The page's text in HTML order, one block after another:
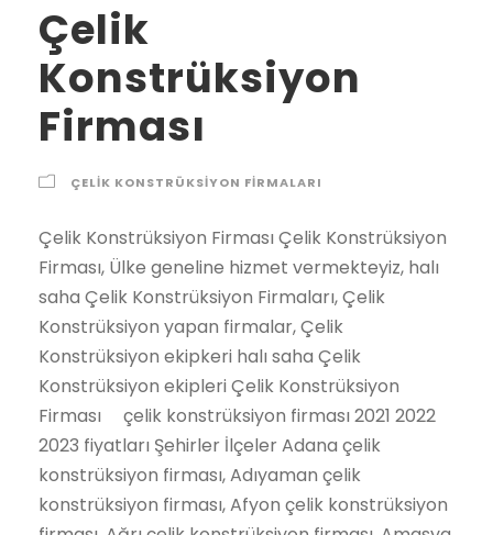
Çelik
Konstrüksiyon
Firması
ÇELIK KONSTRÜKSIYON FIRMALARI
Çelik Konstrüksiyon Firması Çelik Konstrüksiyon Firması, Ülke geneline hizmet vermekteyiz, halı saha Çelik Konstrüksiyon Firmaları, Çelik Konstrüksiyon yapan firmalar, Çelik Konstrüksiyon ekipkeri halı saha Çelik Konstrüksiyon ekipleri Çelik Konstrüksiyon Firması çelik konstrüksiyon firması 2021 2022 2023 fiyatları Şehirler İlçeler Adana çelik konstrüksiyon firması, Adıyaman çelik konstrüksiyon firması, Afyon çelik konstrüksiyon firması, Ağrı çelik konstrüksiyon firması, Amasya çelik konstrüksiyon firması, Ankara çelik konstrüksiyon firması, Antalya çelik konstrüksiyon firması, Artvin çelik konstrüksiyon firması, Aydın çelik konstrüksiyon firması, Balıkesir çelik konstrüksiyon firması, Bilecik çelik konstrüksiyon firması, Bingöl çelik konstrüksiyon firması, Bitlis çelik konstrüksiyon firması, Bolu çelik konstrüksiyon firması, Burdur çelik konstrüksiyon firması, Bursa çelik konstrüksiyon firması, Çanakkale çelik konstrüksiyon firması, Çankırı çelik konstrüksiyon firması, Çorum çelik konstrüksiyon firması, Denizli çelik konstrüksiyon firması, Diyarbakır çelik konstrüksiyon firması, Edirne çelik konstrüksiyon firması, Elazığ çelik konstrüksiyon firması, Erzincan çelik konstrüksiyon firması, Erzurum çelik konstrüksiyon firması, Eskişehir çelik konstrüksiyon firması, Gaziantep çelik konstrüksiyon firması, Giresun çelik konstrüksiyon firması, Gümüşhane çelik konstrüksiyon firması, Hakkari çelik konstrüksiyon firması, Hatay çelik konstrüksiyon firması, Isparta çelik konstrüksiyon firması, İçel (Mersin) çelik konstrüksiyon firması, İstanbul çelik konstrüksiyon firması, İzmir çelik konstrüksiyon firması, Kars çelik konstrüksiyon firması, Kastamonu çelik konstrüksiyon firması, Kayseri çelik konstrüksiyon firması, Kırklareli çelik konstrüksiyon firması, Kırşehir çelik konstrüksiyon firması, Kocaeli çelik konstrüksiyon firması, Konya çelik konstrüksiyon firması, Kütahya çelik konstrüksiyon firması, Malatya çelik konstrüksiyon firması, Manisa çelik konstrüksiyon firması, K.maraş çelik konstrüksiyon firması, Mardin çelik konstrüksiyon firması, Muğla çelik konstrüksiyon firması, Muş çelik konstrüksiyon firması, Nevşehir çelik konstrüksiyon firması, Niğde çelik konstrüksiyon firması, Ordu çelik konstrüksiyon firması, Rize çelik konstrüksiyon firması, Sakarya çelik konstrüksiyon firması, Samsun çelik konstrüksiyon firması, Siirt çelik konstrüksiyon firması, Sinop çelik konstrüksiyon firması, Sivas çelik konstrüksiyon firması, Tekirdağ çelik konstrüksiyon firması, Tokat çelik konstrüksiyon firması, Trabzon çelik konstrüksiyon firması, Tunceli çelik konstrüksiyon firması, Şanlıurfa çelik konstrüksiyon firması, Uşak çelik konstrüksiyon firması, Van çelik konstrüksiyon firması, Yozgat çelik konstrüksiyon firması, Zonguldak çelik konstrüksiyon firması, Aksaray çelik konstrüksiyon firması, Bayburt çelik konstrüksiyon firması, Karaman çelik konstrüksiyon firması, Kırıkkale çelik konstrüksiyon firması, Batman çelik konstrüksiyon firması, Şırnak çelik konstrüksiyon firması, Bartın çelik konstrüksiyon firması, Ardahan çelik konstrüksiyon firması, Iğdır çelik konstrüksiyon firması, Yalova çelik konstrüksiyon firması, Karabük çelik konstrüksiyon firması, Kilis çelik konstrüksiyon firması, Osmaniye çelik konstrüksiyon firması, Düzce çelik konstrüksiyon firması, İbradı çelik konstrüksiyon firması, Kaş çelik konstrüksiyon firması, Kemer / Antalya çelik konstrüksiyon firması, Kepez çelik konstrüksiyon firması, Konyaaltı çelik konstrüksiyon firması, Korkuteli çelik konstrüksiyon firması, Gündoğmuş çelik konstrüksiyon firması, Alpu çelik konstrüksiyon firması, Beylikova çelik konstrüksiyon firması, Çifteler çelik konstrüksiyon firması, Günyüzü çelik konstrüksiyon firması, Han çelik konstrüksiyon firması, İnönü çelik konstrüksiyon firması, Mahmudiye çelik konstrüksiyon firması, Mihalgazi çelik konstrüksiyon firması, Mihalıççık çelik konstrüksiyon firması, Odunpazarı çelik konstrüksiyon firması, Sarıcakaya çelik konstrüksiyon firması, Seyitgazi çelik konstrüksiyon firması, Sivrihisar çelik konstrüksiyon firması, Tepebaşı çelik konstrüksiyon firması, Araban çelik konstrüksiyon firması, İslahiye çelik konstrüksiyon firması, Karkamış çelik konstrüksiyon firması, Nizip çelik konstrüksiyon firması, Nurdağı çelik konstrüksiyon firması, Oğuzeli çelik konstrüksiyon firması, Şahinbey çelik konstrüksiyon firması, Şehitkamil çelik konstrüksiyon firması, Yavuzeli çelik konstrüksiyon firması, Alucra çelik konstrüksiyon firması, Bulancak çelik konstrüksiyon firması, Çamoluk çelik konstrüksiyon firması, Çanakçı çelik konstrüksiyon firması, Dereli çelik konstrüksiyon firması, Doğankent çelik konstrüksiyon firması, Espiye çelik konstrüksiyon firması, Eynesil çelik konstrüksiyon firması, Giresun Merkez çelik konstrüksiyon firması, Görele çelik konstrüksiyon firması, Güce çelik konstrüksiyon firması, Keşap çelik konstrüksiyon firması, Piraziz çelik konstrüksiyon firması, Şebinkarahisar çelik konstrüksiyon firması, Tirebolu çelik konstrüksiyon firması, Yağlıdere çelik konstrüksiyon firması, Gümüşhane Merkez çelik konstrüksiyon firması, Kelkit çelik konstrüksiyon firması, Köse çelik konstrüksiyon firması, Kürtün çelik konstrüksiyon firması, Şiran çelik konstrüksiyon firması, Torul çelik konstrüksiyon firması, Çukurca çelik konstrüksiyon firması, Hakkari Merkez çelik konstrüksiyon firması, Şemdinli çelik konstrüksiyon firması, Yüksekova çelik konstrüksiyon firması, Altınözü çelik konstrüksiyon firması, Belen çelik konstrüksiyon firması, Dörtyol çelik konstrüksiyon firması, Erzin çelik konstrüksiyon firması, Hassa çelik konstrüksiyon firması, Hatay Merkez çelik konstrüksiyon firması, İskenderun çelik konstrüksiyon firması, Kırıkhan çelik konstrüksiyon firması, Kumlu çelik konstrüksiyon firması, Reyhanlı çelik konstrüksiyon firması, Samandağ çelik konstrüksiyon firması, Yayladağı çelik konstrüksiyon firması, Aksu / Isparta çelik konstrüksiyon firması, Atabey çelik konstrüksiyon firması, Eğirdir çelik konstrüksiyon firması, Gelendost çelik konstrüksiyon firması, Gönen / Isparta çelik konstrüksiyon firması, Isparta Merkez çelik konstrüksiyon firması, Keçiborlu çelik konstrüksiyon firması, Senirkent çelik konstrüksiyon firması, Sütçüler çelik konstrüksiyon firması, Şarkikaraağaç çelik konstrüksiyon firması, Uluborlu çelik konstrüksiyon firması, Yalvaç çelik konstrüksiyon firması, Yenişarbademli çelik konstrüksiyon firması, Akdeniz çelik konstrüksiyon firması, Anamur çelik konstrüksiyon firması, Aydıncık / Mersin çelik konstrüksiyon firması, Bafra çelik konstrüksiyon firması, Canik çelik konstrüksiyon firması, Çarşamba çelik konstrüksiyon firması, Havza çelik konstrüksiyon firması, İlkadım çelik konstrüksiyon firması, Kavak çelik konstrüksiyon firması, Ladik çelik konstrüksiyon firması, Ondokuzmayıs çelik konstrüksiyon firması, Salıpazarı çelik konstrüksiyon firması, Tekkeköy çelik konstrüksiyon firması, Terme çelik konstrüksiyon firması, Vezirköprü çelik konstrüksiyon firması, Yakakent çelik konstrüksiyon firması, Aydınlar çelik konstrüksiyon firması, Baykan çelik konstrüksiyon firması, Eruh çelik konstrüksiyon firması, Kurtalan çelik konstrüksiyon firması, Pervari çelik konstrüksiyon firması, Siirt Merkez çelik konstrüksiyon firması, Şirvan çelik konstrüksiyon firması, Ayancık çelik konstrüksiyon firması, Boyabat çelik konstrüksiyon firması, Dikmen çelik konstrüksiyon firması, Durağan çelik konstrüksiyon firması, Erfelek çelik konstrüksiyon firması, Gerze çelik konstrüksiyon firması, Saraydüzü çelik konstrüksiyon firması, Sinop Merkez çelik konstrüksiyon firması, Türkeli çelik konstrüksiyon firması, Akıncılar çelik konstrüksiyon firması, Altınyayla / Sivas çelik konstrüksiyon firması, Divriği çelik konstrüksiyon firması, Doğanşar çelik konstrüksiyon firması, Gemerek çelik konstrüksiyon firması, Gölova çelik konstrüksiyon firması, Gürün çelik konstrüksiyon firması, Hafik çelik konstrüksiyon firması, İmranlı çelik konstrüksiyon firması, Kangal çelik konstrüksiyon firması, Koyulhisar çelik konstrüksiyon firması, Sivas Merkez çelik konstrüksiyon firması, Suşehri çelik konstrüksiyon firması, Şarkışla çelik konstrüksiyon firması, Ulaş çelik konstrüksiyon firması, Yıldızeli çelik konstrüksiyon firması, Zara çelik konstrüksiyon firması, Çerkezköy çelik konstrüksiyon firması, Çorlu çelik konstrüksiyon firması, Hayrabolu çelik konstrüksiyon firması, Malkara çelik konstrüksiyon firması, Marmaraereğlisi çelik konstrüksiyon firması, Muratlı çelik konstrüksiyon firması, Saray / Tekirdağ çelik konstrüksiyon firması, Şarköy çelik konstrüksiyon firması, Tekirdağ Merkez çelik konstrüksiyon firması, Almus çelik konstrüksiyon firması, Artova çelik konstrüksiyon firması, Başçiftlik çelik konstrüksiyon firması, Erbaa çelik konstrüksiyon firması, Niksar çelik konstrüksiyon firması, Pazar / Tokat çelik konstrüksiyon firması, Reşadiye çelik konstrüksiyon firması, Sulusaray çelik konstrüksiyon firması, Tokat Merkez çelik konstrüksiyon firması, Turhal çelik konstrüksiyon firması, Siyahyurt / Tokat çelik konstrüksiyon firması, Zile çelik konstrüksiyon firması, Akçaabat çelik konstrüksiyon firması, Araklı çelik konstrüksiyon firması, Arsin çelik konstrüksiyon firması, Beşikdüzü çelik konstrüksiyon firması, Çarşıbaşı çelik konstrüksiyon firması, Çaykara çelik konstrüksiyon firması, Dernekpazarı çelik konstrüksiyon firması, Düzköy çelik konstrüksiyon firması, Hayrat çelik konstrüksiyon firması, Köprübaşı / Trabzon çelik konstrüksiyon firması, Maçka çelik konstrüksiyon firması, Of çelik konstrüksiyon firması, Sürmene çelik konstrüksiyon firması, Şalpazarı çelik konstrüksiyon firması, Tonya çelik konstrüksiyon firması, Trabzon Merkez çelik konstrüksiyon firması, Vakfıkebir çelik konstrüksiyon firması, Yomra çelik konstrüksiyon firması, Çemişgezek çelik konstrüksiyon firması, Hozat çelik konstrüksiyon firması, Mazgirt çelik konstrüksiyon firması, Nazımiye çelik konstrüksiyon firması, Ovacık / Tunceli çelik konstrüksiyon firması, Pertek çelik konstrüksiyon firması, Pülümür çelik konstrüksiyon firması,